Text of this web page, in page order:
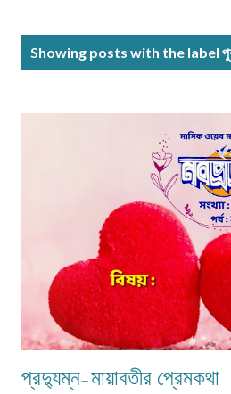
Showing posts with the label
প্রদ্যুম্ন-মায়াবতীর প্রেমকথা